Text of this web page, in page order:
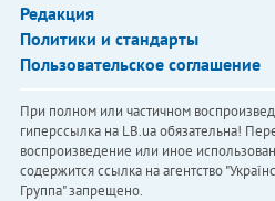
Редакция
Политики и стандарты
Пользовательское соглашение
При полном или частичном
гиперссылка на LB.ua обязательна!
воспроизведение или иное
содержится ссылка на агентство
Группа" запрещено.